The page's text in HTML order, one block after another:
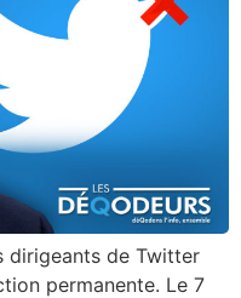
dirigeants de Twitter
permanente. Le 7